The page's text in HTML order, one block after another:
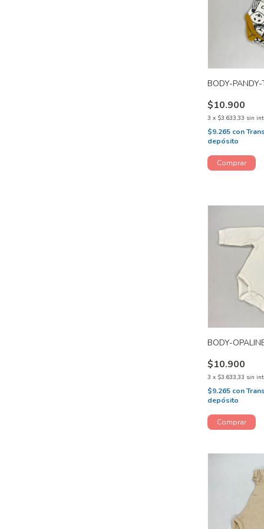
BODY-
$10.900
3 x $3.633,33 sin
$9.265 con
depósito
BODY-
$10.900
3 x $3.633,33 sin
$9.265 con
depósito